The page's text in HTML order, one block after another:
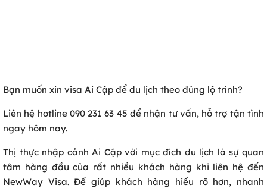
Bạn muốn xin visa Ai Cập để du lịch theo đúng lộ trình?
Liên hệ hotline 090 231 63 45 để nhận tư vấn, hỗ trợ tận tình
ngay hôm nay.
Thị thực nhập cảnh Ai Cập với mục đích du lịch là sự quan
tâm hàng đầu của rất nhiều khách hàng khi liên hệ đến
NewWay Visa. Để giúp khách hàng hiểu rõ hơn, nhanh